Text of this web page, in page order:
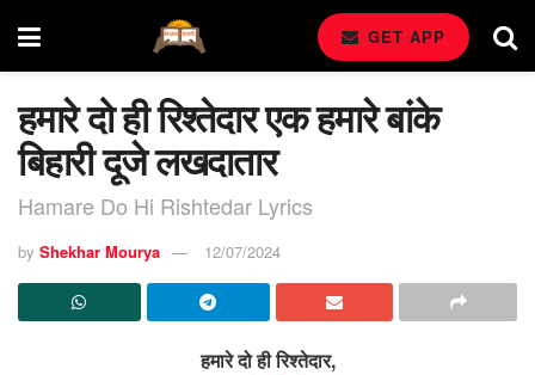
GET APP
हमारे दो ही रिश्तेदार एक हमारे बांके
बिहारी दूजे लखदातार
Hamare Do Hi Rishtedar Lyrics
by Shekhar Mourya 12/07/2024
हमारे दो ही रिश्तेदार,